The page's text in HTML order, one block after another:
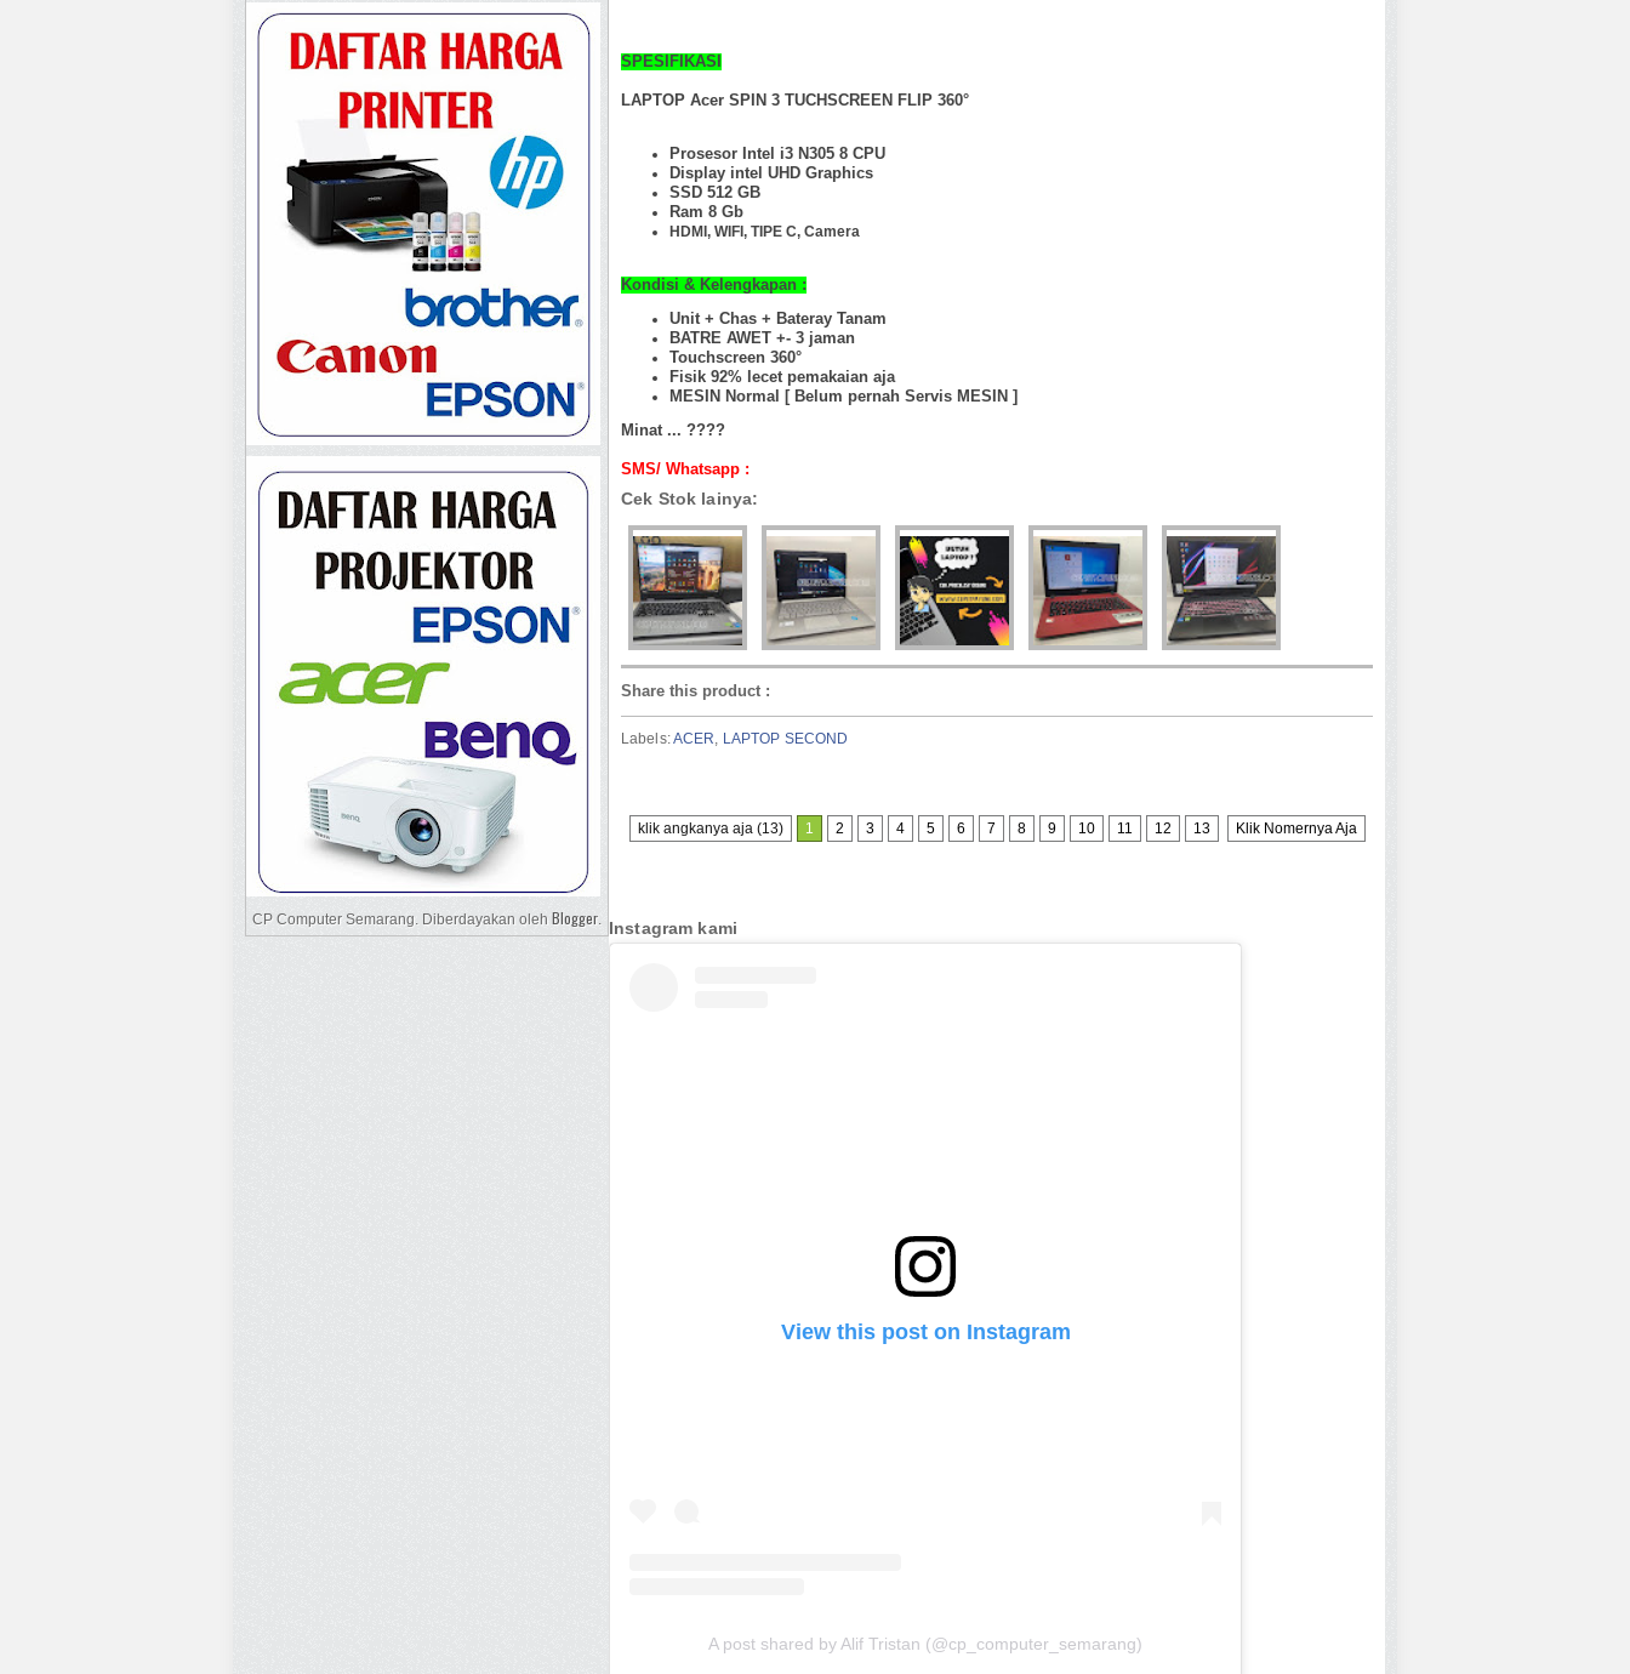
SPESIFIKASI
LAPTOP Acer SPIN 3 TUCHSCREEN FLIP 360°
Prosesor Intel i3 N305 8 CPU
Display intel UHD Graphics
SSD 512 GB
Ram 8 Gb
HDMI, WIFI, TIPE C, Camera
Kondisi & Kelengkapan :
Unit + Chas + Bateray Tanam
BATRE AWET +- 3 jaman
Touchscreen 360°
Fisik 92% lecet pemakaian aja
MESIN Normal [ Belum pernah Servis MESIN ]
Minat ... ????
SMS/ Whatsapp :
Cek Stok lainya:
Share this product :
Labels:ACER LAPTOP SECOND
klik angkanya aja (13) 1 2 3 4 5 6 7 8 9 10 11 12 13 Klik Nomernya Aja
Instagram kami
View this post on Instagram
A post shared by Alif Tristan (@cp_computer_semarang)
CP Computer Semarang. Diberdayakan oleh Blogger.